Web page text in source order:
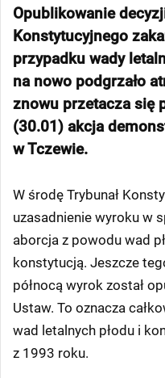
Opublikowanie
Konstytucyjnego
przypadku wady
na nowo podgrzało
(30.01) akcja
w Tczewie.
W środę Trybunał
uzasadnienie wyroku w
aborcja z powodu wad
konstytucją. Jeszcze
północą wyrok został